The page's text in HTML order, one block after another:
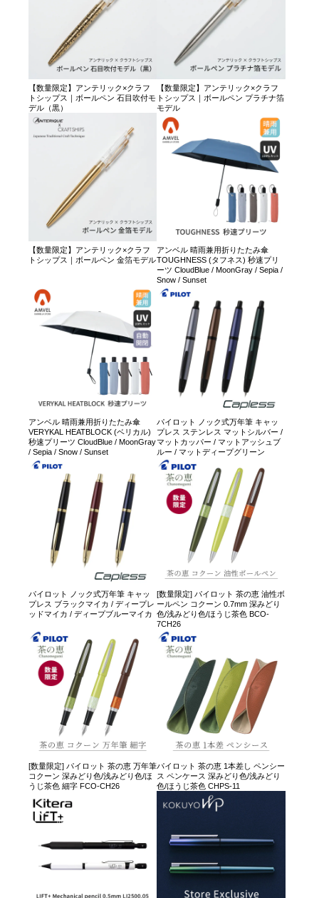
【数量限定】アンテリック×クラフ
トシップス｜ボールペン 石目吹付モ
デル（黒）
【数量限定】アンテリック×クラフ
トシップス｜ボールペン プラチナ箔
モデル
【数量限定】アンテリック×クラフ
トシップス｜ボールペン 金箔モデル
アンベル 晴雨兼用折りたたみ傘
TOUGHNESS (タフネス) 秒速プリ
ーツ CloudBlue / MoonGray / Sepia /
Snow / Sunset
アンベル 晴雨兼用折りたたみ傘
VERYKAL HEATBLOCK (ベリカル)
秒速プリーツ CloudBlue / MoonGray
/ Sepia / Snow / Sunset
パイロット ノック式万年筆 キャッ
プレス ステンレス マットシルバー /
マットカッパー / マットアッシュブ
ルー / マットディープグリーン
パイロット ノック式万年筆 キャッ
プレス ブラックマイカ / ディープレ
ッドマイカ / ディープブルーマイカ
[数量限定] パイロット 茶の恵 油性ボ
ールペン コクーン 0.7mm 深みどり
色/浅みどり色/ほうじ茶色 BCO-
7CH26
[数量限定] パイロット 茶の恵 万年筆
コクーン 深みどり色/浅みどり色/ほ
うじ茶色 細字 FCO-CH26
パイロット 茶の恵 1本差し ペンシー
ス ペンケース 深みどり色/浅みどり
色/ほうじ茶色 CHPS-11